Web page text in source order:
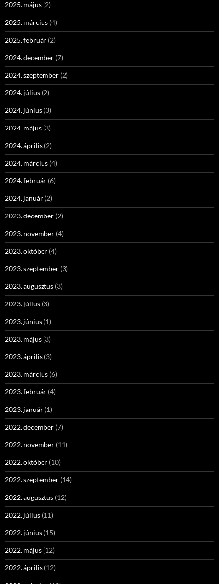
2025. május (2)
2025. március (4)
2025. február (2)
2024. december (7)
2024. szeptember (2)
2024. július (2)
2024. június (3)
2024. május (3)
2024. április (2)
2024. március (4)
2024. február (6)
2024. január (2)
2023. december (2)
2023. november (4)
2023. október (4)
2023. szeptember (3)
2023. augusztus (3)
2023. július (3)
2023. június (1)
2023. május (3)
2023. április (3)
2023. március (6)
2023. február (4)
2023. január (1)
2022. december (7)
2022. november (11)
2022. október (10)
2022. szeptember (14)
2022. augusztus (12)
2022. július (11)
2022. június (15)
2022. május (12)
2022. április (12)